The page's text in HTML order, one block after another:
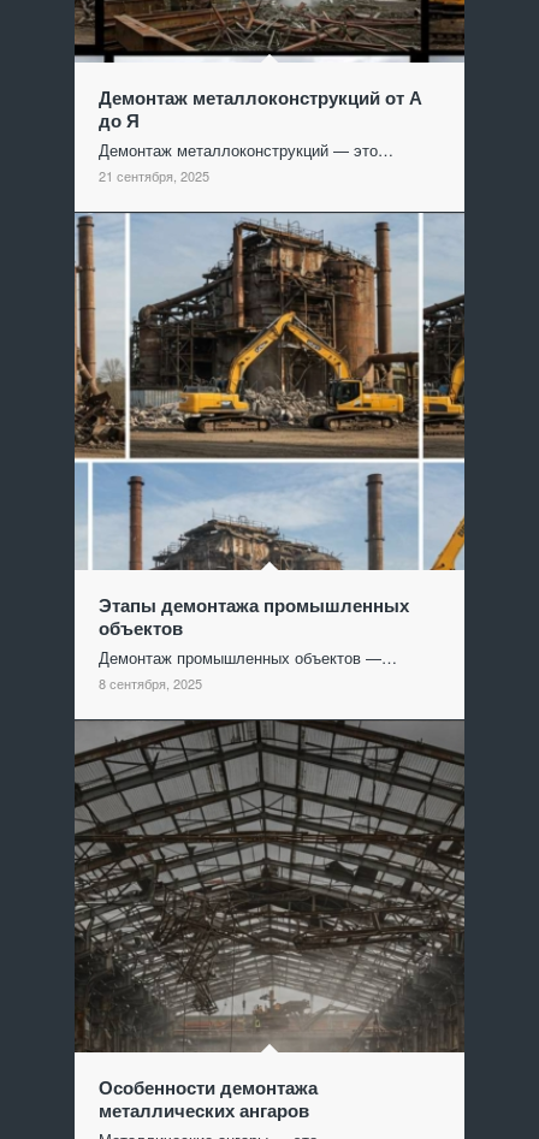
Демонтаж металлоконструкций от А
до Я
Демонтаж металлоконструкций — это…
21 сентября, 2025
Этапы демонтажа промышленных
объектов
Демонтаж промышленных объектов —…
8 сентября, 2025
Особенности демонтажа
металлических ангаров